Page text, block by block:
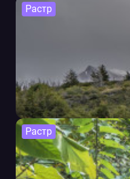
Растр
Растр